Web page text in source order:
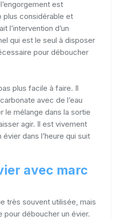
est
plus considérable et
l’intervention d’un
qui est le seul à disposer
pour déboucher
plus facile à faire. Il
avec de l’eau
le mélange dans la sortie
agir. Il est vivement
dans l’heure qui suit
avec marc
très souvent utilisée, mais
déboucher un évier.